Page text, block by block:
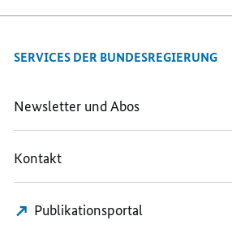
MAIL
EIN
SERVICES DER BUNDESREGIERUNG
Newsletter und Abos
Kontakt
Publikationsportal